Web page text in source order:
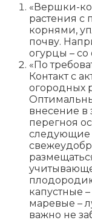
«Вершки-
растения
корнями,
почву.
огурцы – со
«По
Контакт с
огородных
внесение в
перегноя
следующие
капустные
маревые –
важно не